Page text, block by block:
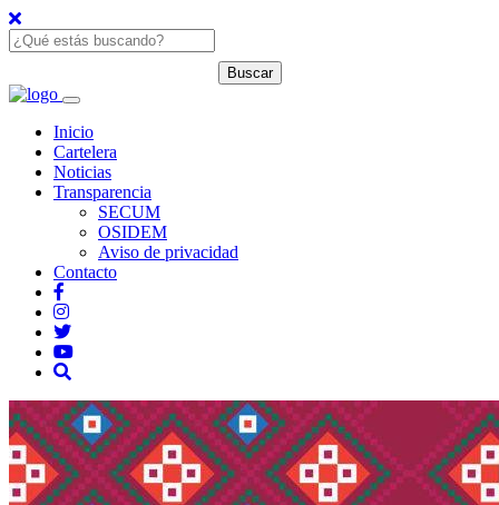
Inicio
Cartelera
Noticias
Transparencia
SECUM
OSIDEM
Aviso de privacidad
Contacto